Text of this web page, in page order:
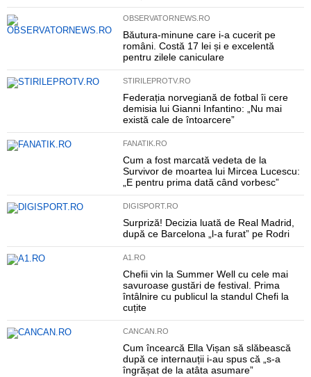
OBSERVATORNEWS.RO
Băutura-minune care i-a cucerit pe
români. Costă 17 lei și e excelentă
pentru zilele caniculare
STIRILEPROTV.RO
Federația norvegiană de fotbal îi cere
demisia lui Gianni Infantino: „Nu mai
există cale de întoarcere”
FANATIK.RO
Cum a fost marcată vedeta de la
Survivor de moartea lui Mircea Lucescu:
„E pentru prima dată când vorbesc”
DIGISPORT.RO
Surpriză! Decizia luată de Real Madrid,
după ce Barcelona „l-a furat” pe Rodri
A1.RO
Chefii vin la Summer Well cu cele mai
savuroase gustări de festival. Prima
întâlnire cu publicul la standul Chefi la
cuțite
CANCAN.RO
Cum încearcă Ella Vișan să slăbească
după ce internauții i-au spus că „s-a
îngrășat de la atâta asumare”